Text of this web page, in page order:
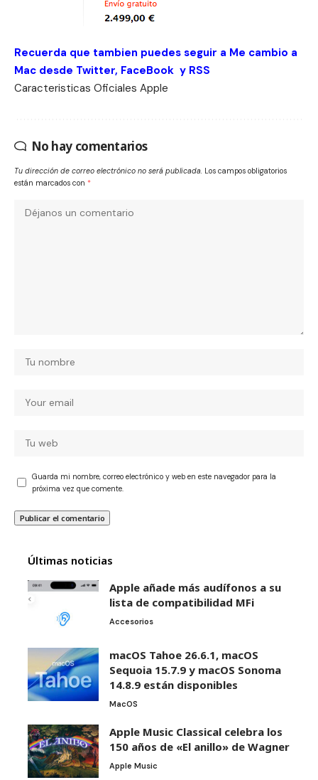
Recuerda que tambien puedes seguir a Me cambio a
Mac desde Twitter, FaceBook y RSS
Caracteristicas Oficiales Apple
No hay comentarios
Tu dirección de correo electrónico no será publicada. Los campos obligatorios
están marcados con *
Guarda mi nombre, correo electrónico y web en este navegador para la
próxima vez que comente.
Últimas noticias
Apple añade más audífonos a su
lista de compatibilidad MFi
Accesorios
macOS Tahoe 26.6.1, macOS
Sequoia 15.7.9 y macOS Sonoma
14.8.9 están disponibles
MacOS
Apple Music Classical celebra los
150 años de «El anillo» de Wagner
Apple Music